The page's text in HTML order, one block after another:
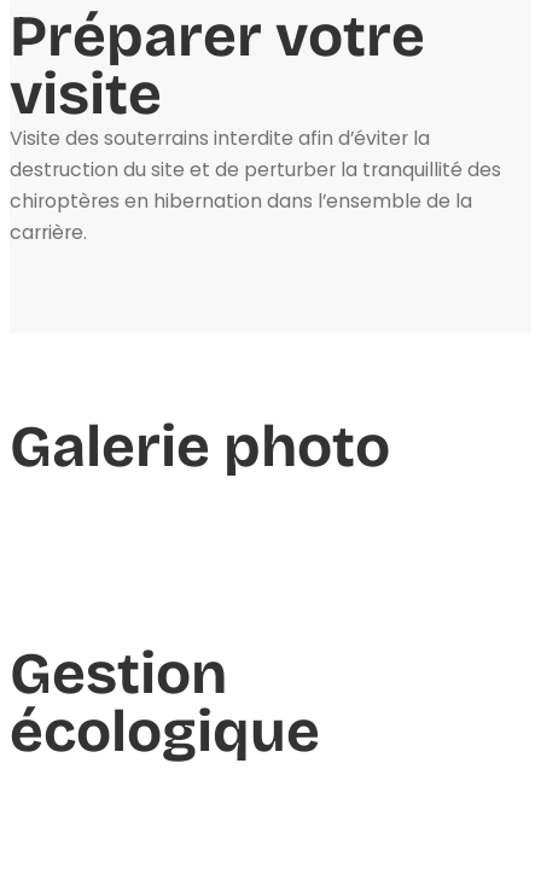
Préparer votre
visite
Visite des souterrains interdite afin d’éviter la
destruction du site et de perturber la tranquillité des
chiroptères en hibernation dans l’ensemble de la
carrière.
Galerie photo
Gestion
écologique